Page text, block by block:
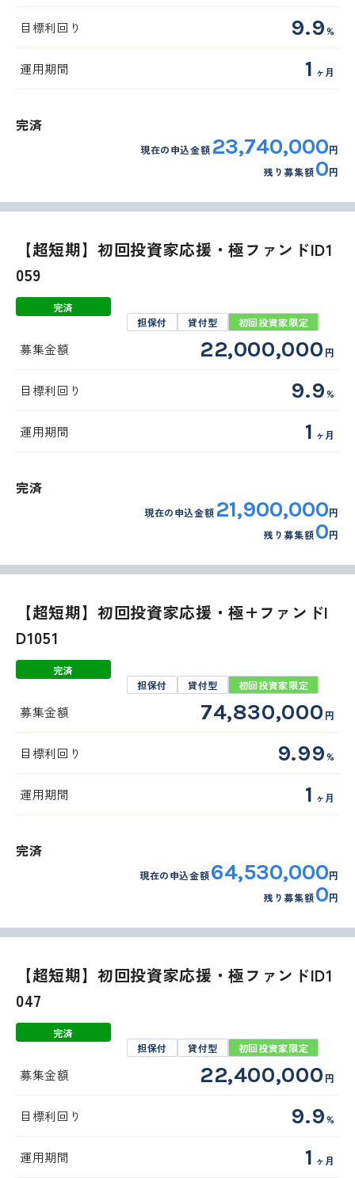
目標利回り 9.9%
運用期間 1 ヶ月
完済
現在の申込金額 23,740,000円
残り募集額0円
完済
【超短期】初回投資家応援・極ファンドID1
059
担保付 貸付型 初回投資家限定
募集金額 22,000,000 円
目標利回り 9.9%
運用期間 1 ヶ月
完済
現在の申込金額 21,900,000円
残り募集額0円
完済
【超短期】初回投資家応援・極+ファンドI
D1051
担保付 貸付型 初回投資家限定
募集金額 74,830,000 円
目標利回り 9.99%
運用期間 1 ヶ月
完済
現在の申込金額64,530,000円
残り募集額0円
完済
【超短期】初回投資家応援・極ファンドID1
047
担保付 貸付型 初回投資家限定
募集金額 22,400,000 円
目標利回り 9.9%
運用期間 1 ヶ月